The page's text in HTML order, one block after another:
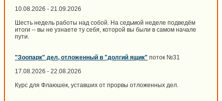
10.08.2026 - 21.09.2026
Шесть недель работы над собой. На седьмой неделе подведём
итоги -- вы не узнаете ту себя, которой вы были в самом начале
пути.
"Зоопарк" дел, отложенный в "долгий ящик" поток №31
17.08.2026 - 22.08.2026
Курс для Флаюшек, уставших от прорвы отложенных дел.